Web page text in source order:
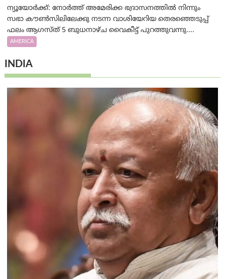
ന്യൂയോർക്ക്: നോർത്ത് അമേരിക്ക ഭദ്രാസനത്തിൽ നിന്നും
സഭാ കൗൺസിലിലേക്കു നടന്ന വാശിയേറിയ തെരഞ്ഞെടുപ്പ്
ഫലം ആഗസ്ത് 5 ബുധനാഴ്ച വൈകീട്ട് പുറത്തുവന്നു....
AMERICA
INDIA